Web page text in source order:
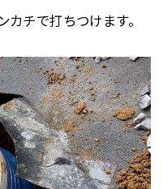
カチで打ちつけます。